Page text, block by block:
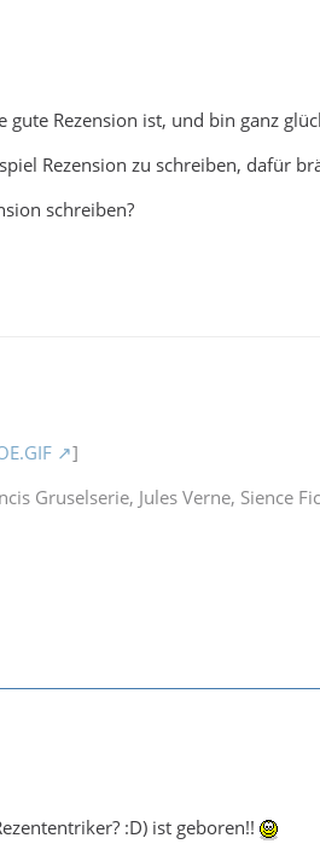
Rezension ist, und bin ganz
Rezension zu schreiben, dafür
schreiben?
]
Gruselserie, Jules Verne, Sience
:D) ist geboren!!